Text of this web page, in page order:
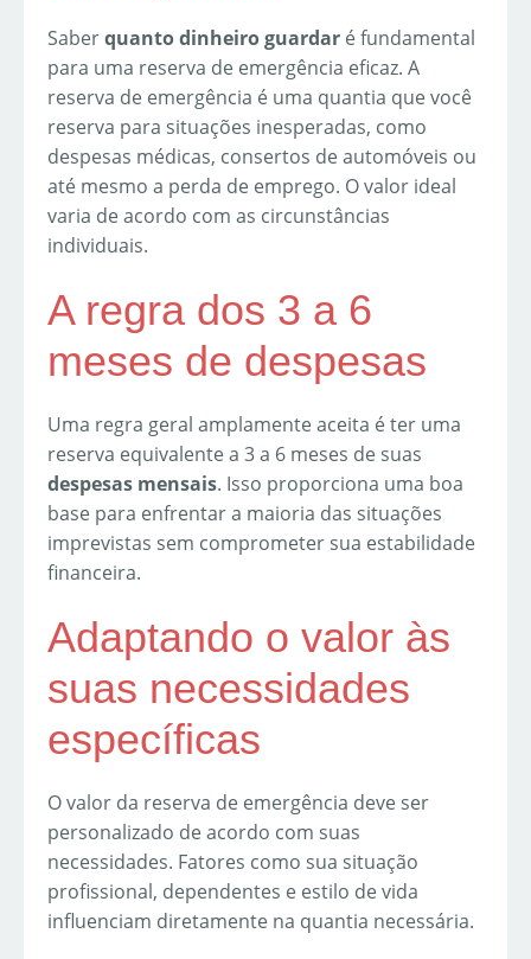
Saberquanto dinheiro guardar é fundamental
para uma reserva de emergência eficaz. A
reserva de emergência é uma quantia que você
reserva para situações inesperadas, como
despesas médicas, consertos de automóveis ou
até mesmo a perda de emprego. O valor ideal
varia de acordo com as circunstâncias
individuais.
A regra dos 3 a 6
meses de despesas
Uma regra geral amplamente aceita é ter uma
reserva equivalente a 3 a 6 meses de suas
despesas mensais. Isso proporciona uma boa
base para enfrentar a maioria das situações
imprevistas sem comprometer sua estabilidade
financeira.
Adaptando o valor às
suas necessidades
específicas
O valor da reserva de emergência deve ser
personalizado de acordo com suas
necessidades. Fatores como sua situação
profissional, dependentes e estilo de vida
influenciam diretamente na quantia necessária.